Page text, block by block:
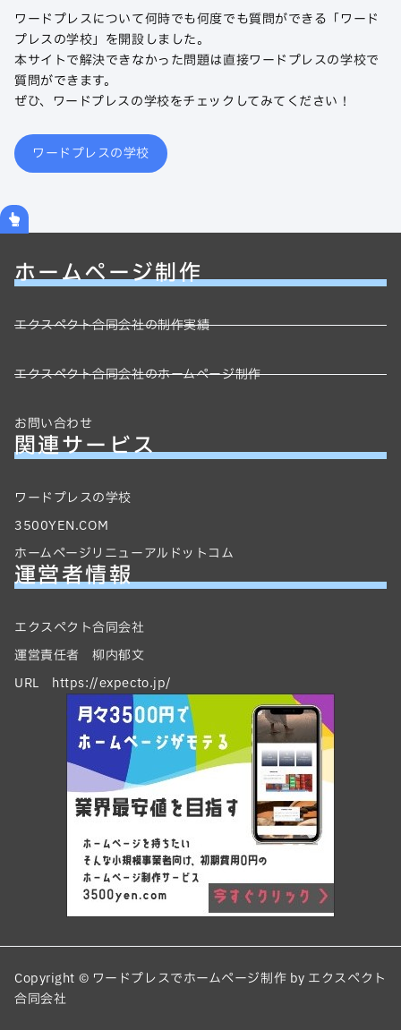
ワードプレスについて何時でも何度でも質問ができる「ワード
プレスの学校」を開設しました。
本サイトで解決できなかった問題は直接ワードプレスの学校で
質問ができます。
ぜひ、ワードプレスの学校をチェックしてみてください！
ワードプレスの学校
ホームページ制作
エクスペクト合同会社の制作実績
エクスペクト合同会社のホームページ制作
お問い合わせ
関連サービス
ワードプレスの学校
3500YEN.COM
ホームページリニューアルドットコム
運営者情報
エクスペクト合同会社
運営責任者 柳内郁文
URL https://expecto.jp/
Copyright © ワードプレスでホームページ制作 by エクスペクト
合同会社